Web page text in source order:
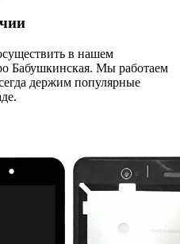
в нашем
Бабушкинская. Мы работаем
держим популярные